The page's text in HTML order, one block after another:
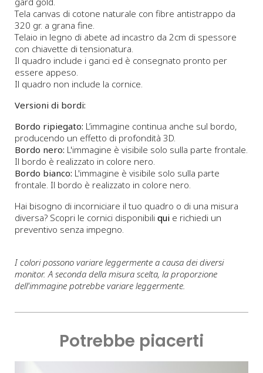
Tela canvas di cotone naturale con fibre antistrappo da
320 gr. a grana fine.
Telaio in legno di abete ad incastro da 2cm di spessore
con chiavette di tensionatura.
Il quadro include i ganci ed è consegnato pronto per
essere appeso.
Il quadro non include la cornice.
Versioni di bordi:
Bordo ripiegato: L’immagine continua anche sul bordo,
producendo un effetto di profondità 3D.
Bordo nero: L'immagine è visibile solo sulla parte frontale.
Il bordo è realizzato in colore nero.
Bordo bianco: L'immagine è visibile solo sulla parte
frontale. Il bordo è realizzato in colore nero.
Hai bisogno di incorniciare il tuo quadro o di una misura
diversa? Scopri le cornici disponibili qui e richiedi un
preventivo senza impegno.
I colori possono variare leggermente a causa dei diversi
monitor. A seconda della misura scelta, la proporzione
dell'immagine potrebbe variare leggermente.
Potrebbe piacerti